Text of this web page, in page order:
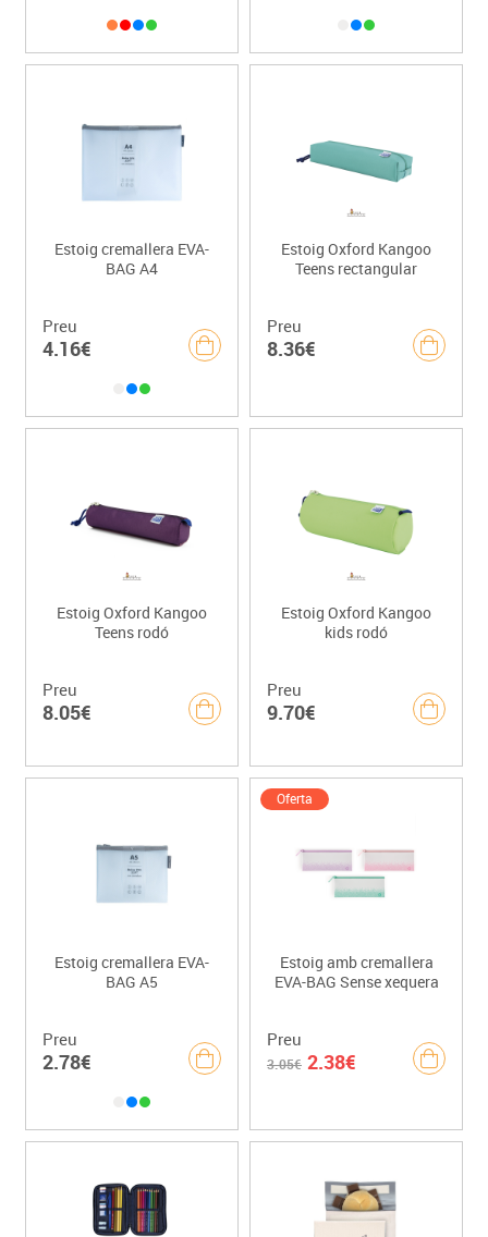
Estoig cremallera EVA-
BAG A4
Preu
4.16€
Estoig Oxford Kangoo
Teens rectangular
Preu
8.36€
Estoig Oxford Kangoo
Teens rodó
Preu
8.05€
Estoig Oxford Kangoo
kids rodó
Preu
9.70€
Estoig cremallera EVA-
BAG A5
Preu
2.78€
Oferta
Estoig amb cremallera
EVA-BAG Sense xequera
Preu
3.05€ 2.38€